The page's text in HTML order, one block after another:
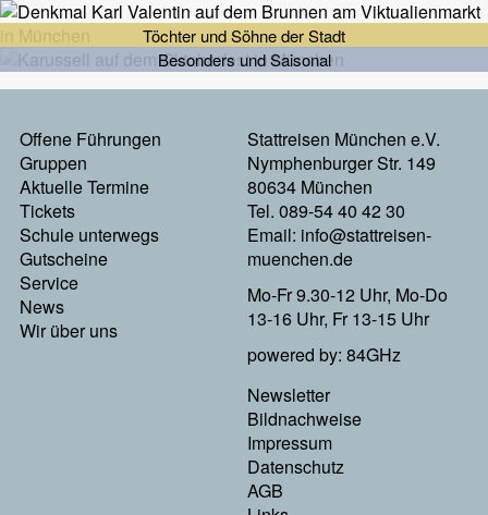
Töchter und Söhne der Stadt
Besonders und Saisonal
Footermenu
Links
Offene Führungen
Gruppen
Aktuelle Termine
Tickets
Schule unterwegs
Gutscheine
Service
News
Wir über uns
Stattreisen München e.V.
Nymphenburger Str. 149
80634 München
Tel. 089-54 40 42 30
Email: info@stattreisen-
muenchen.de
Mo-Fr 9.30-12 Uhr, Mo-Do
13-16 Uhr, Fr 13-15 Uhr
powered by: 84GHz
Footer
Menu
Newsletter
Bildnachweise
Impressum
Datenschutz
AGB